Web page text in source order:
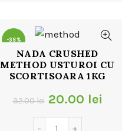
-38%
NADA CRUSHED
METHOD USTUROI CU
SCORTISOARA 1KG
32.00lei Prețul
inițial
20.00 lei